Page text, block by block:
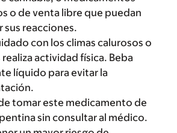
o de venta libre que puedan
sus reacciones.
con los climas calurosos o
actividad física. Beba
líquido para evitar la
tomar este medicamento de
sin consultar al médico.